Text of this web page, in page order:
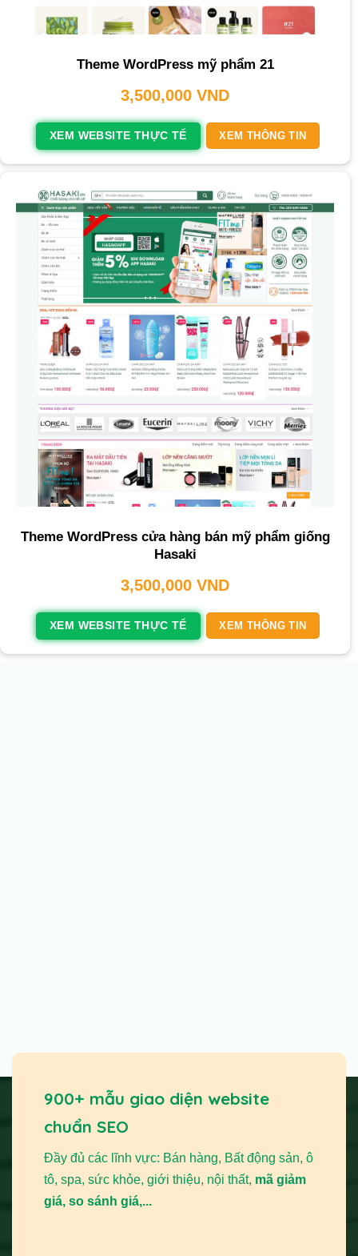
Theme WordPress mỹ phẩm 21
3,500,000 VND
XEM WEBSITE THỰC TẾ XEM THÔNG TIN
Theme WordPress cửa hàng bán mỹ phẩm giống
Hasaki
3,500,000 VND
XEM WEBSITE THỰC TẾ XEM THÔNG TIN
900+ mẫu giao diện website
chuẩn SEO
Đầy đủ các lĩnh vực: Bán hàng, Bất động sản, ô
tô, spa, sức khỏe, giới thiệu, nội thất, mã giảm
giá, so sánh giá,...